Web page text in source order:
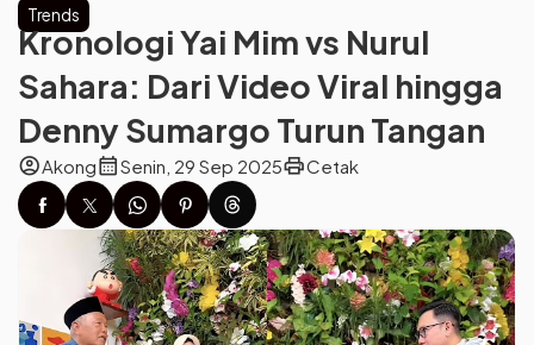
Trends
Kronologi Yai Mim vs Nurul
Sahara: Dari Video Viral hingga
Denny Sumargo Turun Tangan
account_circleAkongcalendar_monthSenin, 29 Sep 2025printCetak